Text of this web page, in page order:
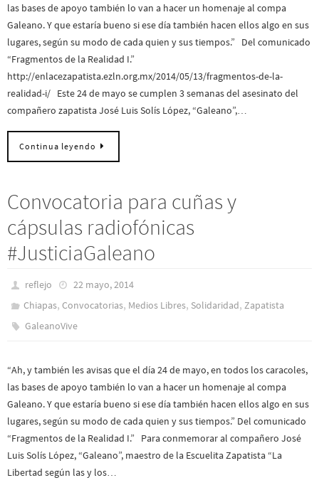
las bases de apoyo también lo van a hacer un homenaje al compa
Galeano. Y que estaría bueno si ese día también hacen ellos algo en sus
lugares, según su modo de cada quien y sus tiempos.” Del comunicado
“Fragmentos de la Realidad I.”
http://enlacezapatista.ezln.org.mx/2014/05/13/fragmentos-de-la-
realidad-i/ Este 24 de mayo se cumplen 3 semanas del asesinato del
compañero zapatista José Luis Solís López, “Galeano”,…
Continua leyendo
Convocatoria para cuñas y
cápsulas radiofónicas
#JusticiaGaleano
reflejo
22 mayo, 2014
Chiapas,Convocatorias, Medios Libres, Solidaridad,Zapatista
GaleanoVive
“Ah, y también les avisas que el día 24 de mayo, en todos los caracoles,
las bases de apoyo también lo van a hacer un homenaje al compa
Galeano. Y que estaría bueno si ese día también hacen ellos algo en sus
lugares, según su modo de cada quien y sus tiempos.” Del comunicado
“Fragmentos de la Realidad I.” Para conmemorar al compañero José
Luis Solís López, “Galeano”, maestro de la Escuelita Zapatista “La
Libertad según las y los…